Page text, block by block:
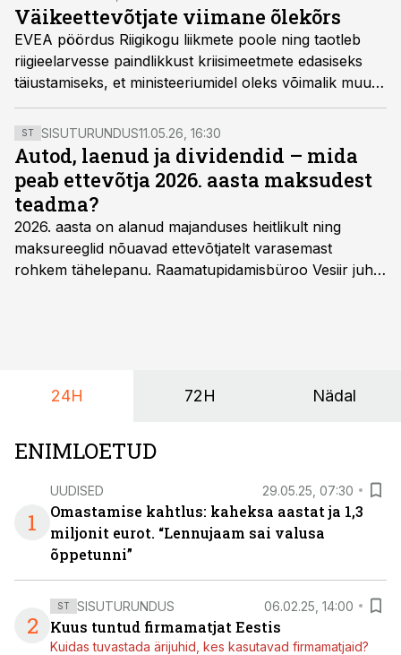
Väikeettevõtjate viimane õlekõrs
EVEA pöördus Riigikogu liikmete poole ning taotleb
riigieelarvesse paindlikkust kriisimeetmete edasiseks
täiustamiseks, et ministeeriumidel oleks võimalik muuta
ja parandada kiiruga väljahõigatud meetmeid.
ST SISUTURUNDUS11.05.26, 16:30
Autod, laenud ja dividendid – mida
peab ettevõtja 2026. aasta maksudest
teadma?
2026. aasta on alanud majanduses heitlikult ning
maksureeglid nõuavad ettevõtjatelt varasemast
rohkem tähelepanu. Raamatupidamisbüroo Vesiir juht
24H 72H Nädal
ENIMLOETUD
1
UUDISED 29.05.25, 07:30
Omastamise kahtlus: kaheksa aastat ja 1,3
miljonit eurot. “Lennujaam sai valusa
õppetunni”
2
ST SISUTURUNDUS 06.02.25, 14:00
Kuus tuntud firmamatjat Eestis
Kuidas tuvastada ärijuhid, kes kasutavad firmamatjaid?